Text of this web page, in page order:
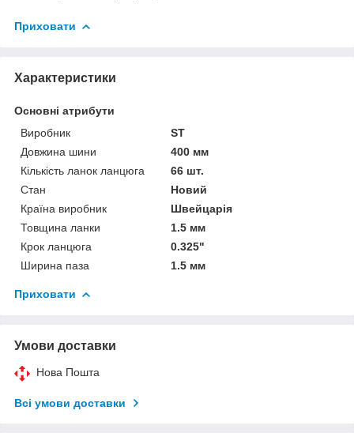
Приховати
Характеристики
Основні атрибути
Виробник
ST
Довжина шини
400 мм
Кількість ланок ланцюга
66 шт.
Стан
Новий
Країна виробник
Швейцарія
Товщина ланки
1.5 мм
Крок ланцюга
0.325"
Ширина паза
1.5 мм
Приховати
Умови доставки
Нова Пошта
Всі умови доставки